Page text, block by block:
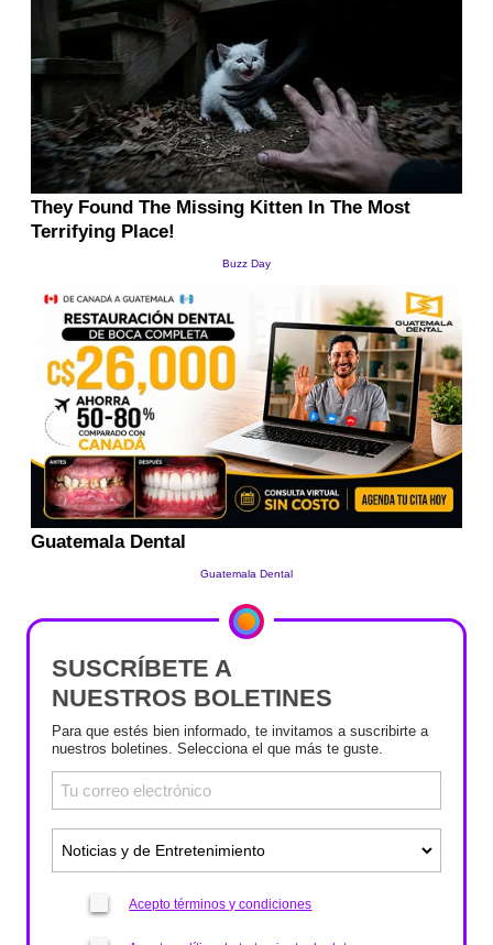
SUSCRÍBETE A
NUESTROS BOLETINES
Para que estés bien informado, te invitamos a suscribirte a
nuestros boletines. Selecciona el que más te guste.
Acepto términos y condiciones